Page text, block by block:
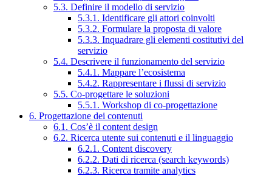
5.3. Definire il modello di servizio
5.3.1. Identificare gli attori coinvolti
5.3.2. Formulare la proposta di valore
5.3.3. Inquadrare gli elementi costitutivi del
servizio
5.4. Descrivere il funzionamento del servizio
5.4.1. Mappare l’ecosistema
5.4.2. Rappresentare i flussi di servizio
5.5. Co-progettare le soluzioni
5.5.1. Workshop di co-progettazione
6. Progettazione dei contenuti
6.1. Cos’è il content design
6.2. Ricerca utente sui contenuti e il linguaggio
6.2.1. Content discovery
6.2.2. Dati di ricerca (search keywords)
6.2.3. Ricerca tramite analytics